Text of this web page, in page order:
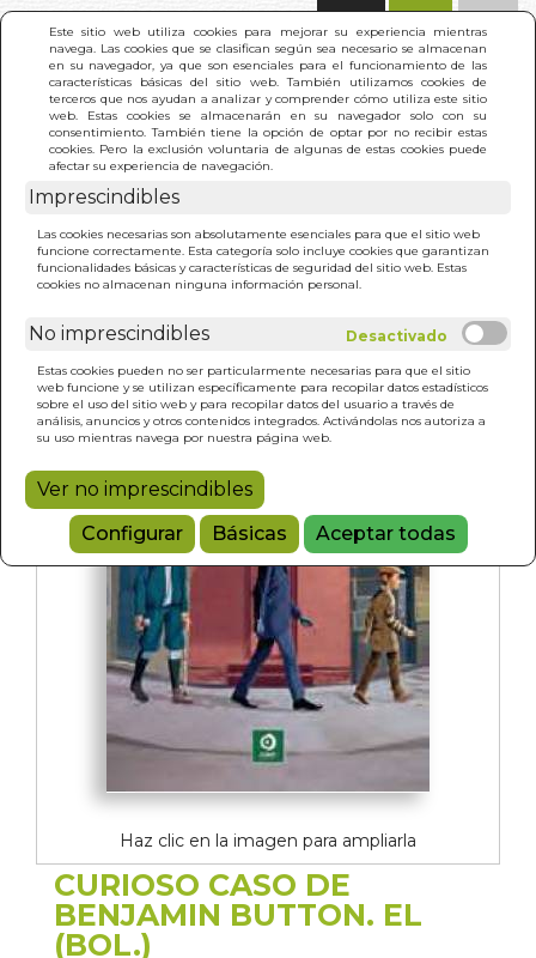
Este sitio web utiliza cookies para mejorar su experiencia mientras
navega. Las cookies que se clasifican según sea necesario se almacenan
en su navegador, ya que son esenciales para el funcionamiento de las
características básicas del sitio web. También utilizamos cookies de
terceros que nos ayudan a analizar y comprender cómo utiliza este sitio
web. Estas cookies se almacenarán en su navegador solo con su
consentimiento. También tiene la opción de optar por no recibir estas
cookies. Pero la exclusión voluntaria de algunas de estas cookies puede
afectar su experiencia de navegación.
Imprescindibles
Las cookies necesarias son absolutamente esenciales para que el sitio web
funcione correctamente. Esta categoría solo incluye cookies que garantizan
funcionalidades básicas y características de seguridad del sitio web. Estas
cookies no almacenan ninguna información personal.
No imprescindibles
Estas cookies pueden no ser particularmente necesarias para que el sitio
web funcione y se utilizan específicamente para recopilar datos estadísticos
sobre el uso del sitio web y para recopilar datos del usuario a través de
análisis, anuncios y otros contenidos integrados. Activándolas nos autoriza a
su uso mientras navega por nuestra página web.
Ver no imprescindibles
Configurar
Básicas Aceptar todas
INICIO >
(BOL.)
Haz clic en la imagen para ampliarla
CURIOSO CASO DE
BENJAMIN BUTTON. EL
(BOL.)